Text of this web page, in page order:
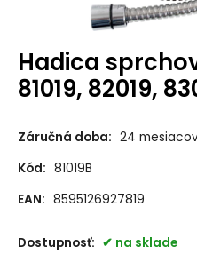
Hadica
81019, 82019,
Záručná doba: 24
Kód: 81019B
EAN: 8595126927819
Dostupnosť: na sklade